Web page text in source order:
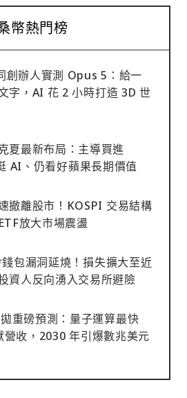
幣熱門榜
創辦人實測 Opus 5：給一
字，AI 花 2 小時打造 3D 世
夏最新布局：主導買進
AI、仍看好蘋果長期價值
撤離股市！KOSPI 交易結構
放大市場震盪
包漏洞延燒！損失擴大至近
資人反向湧入交易所避險
重磅預測：量子運算最快
營收，2030 年引爆數兆美元